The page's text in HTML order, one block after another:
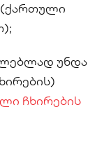
(ქართული
უნდა
ჩხირების